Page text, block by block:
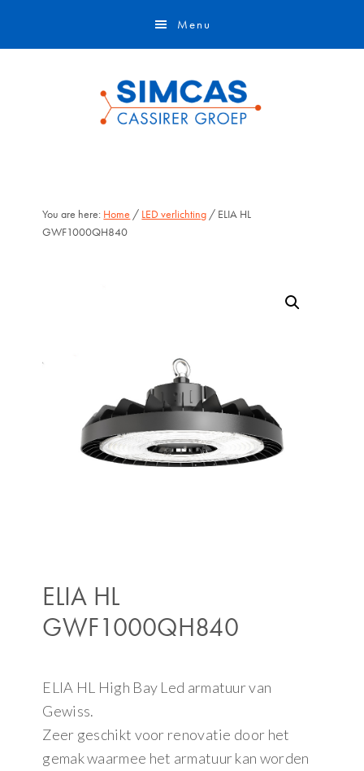
Menu
You are here: Home / LED verlichting / ELIA HL
GWF1000QH840
ELIA HL
GWF1000QH840
ELIA HL High Bay Led armatuur van
Gewiss.
Zeer geschikt voor renovatie door het
gemak waarmee het armatuur kan worden